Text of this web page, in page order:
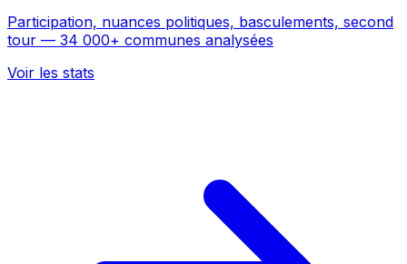
Participation, nuances politiques, basculements, second
tour — 34 000+ communes analysées
Voir les stats